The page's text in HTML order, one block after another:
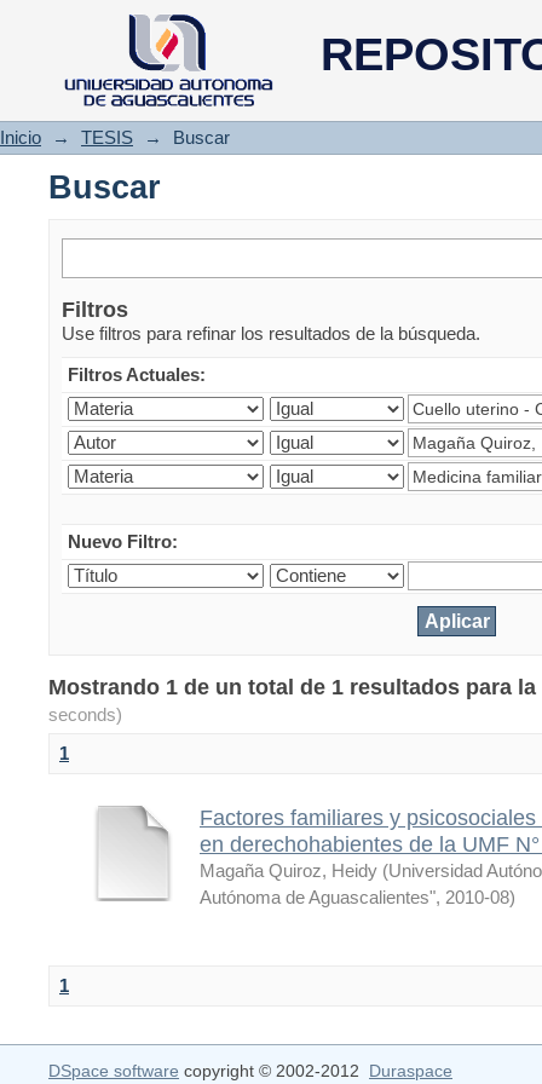
Buscar
Inicio → TESIS → Buscar
Buscar
Filtros
Use filtros para refinar los resultados de la búsqueda.
Filtros Actuales:
Nuevo Filtro:
Mostrando 1 de un total de 1 resultados para
seconds)
1
Factores familiares y
en derechohabientes de la UMF
Magaña Quiroz, Heidy (Universidad
Autónoma de Aguascalientes", 2010-08)
1
DSpace software copyright © 2002-2012 Duraspace